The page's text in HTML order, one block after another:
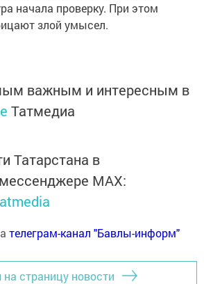
начала проверку. При этом
злой умысел.
важным и интересным в
Татмедиа
Татарстана в
MАХ:
телеграм-канал "Бавлы-информ"
на страницу новости